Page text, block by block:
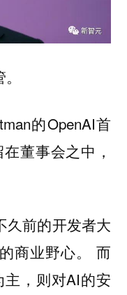
的OpenAI首
董事会之中，
久前的开发者大
商业野心。 而
，则对AI的安